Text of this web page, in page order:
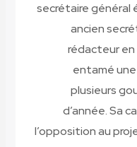
secrétaire général
ancien
rédacteur en
entamé
plusieurs
d’année. Sa
l’opposition au